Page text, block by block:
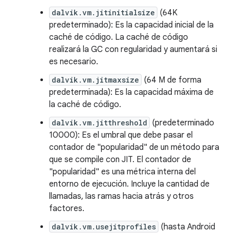
dalvik.vm.jitinitialsize (64K
predeterminado): Es la capacidad inicial de la
caché de código. La caché de código
realizará la GC con regularidad y aumentará si
es necesario.
dalvik.vm.jitmaxsize (64 M de forma
predeterminada): Es la capacidad máxima de
la caché de código.
dalvik.vm.jitthreshold (predeterminado
10000): Es el umbral que debe pasar el
contador de "popularidad" de un método para
que se compile con JIT. El contador de
"popularidad" es una métrica interna del
entorno de ejecución. Incluye la cantidad de
llamadas, las ramas hacia atrás y otros
factores.
dalvik.vm.usejitprofiles (hasta Android